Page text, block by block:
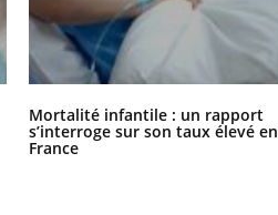
Mortalité infantile : un rapport
s’interroge sur son taux élevé en
France